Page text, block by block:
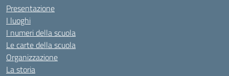
Presentazione
I luoghi
I numeri della scuola
Le carte della scuola
Organizzazione
La storia